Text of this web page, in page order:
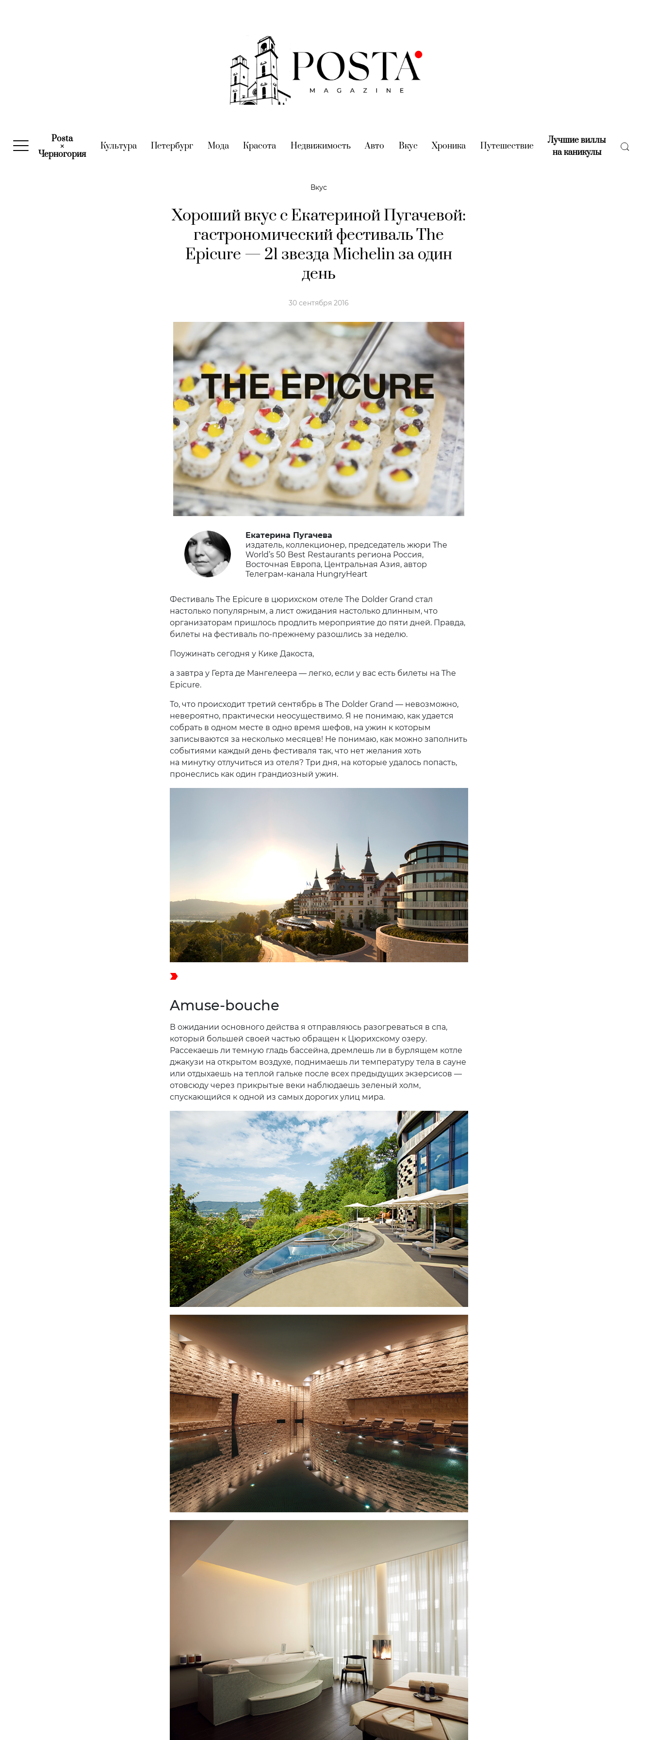
Posta
×
Черногория(current)
Культура(current)
Петербург (current)
Мода(current)
Красота (current)
Недвижимость(current)
Авто (current)
Вкус (current)
Хроника (current)
Путешествие(current)
Лучшие виллы
на каникулы(current)
Вкус
Хороший вкус с Екатериной Пугачевой:
гастрономический фестиваль The
Epicure — 21 звезда Michelin за один
день
30 сентября 2016
Екатерина Пугачева
издатель, коллекционер, председатель жюри The
World’s 50 Best Restaurants региона Россия,
Восточная Европа, Центральная Азия, автор
Телеграм-канала HungryHeart
Фестиваль The Epicure в цюрихском отеле The Dolder Grand стал
настолько популярным, а лист ожидания настолько длинным, что
организаторам пришлось продлить мероприятие до пяти дней. Правда,
билеты на фестиваль по-прежнему разошлись за неделю.
Поужинать сегодня у Кике Дакоста,
а завтра у Герта де Мангелеера — легко, если у вас есть билеты на The
Epicure.
То, что происходит третий сентябрь в The Dolder Grand — невозможно,
невероятно, практически неосуществимо. Я не понимаю, как удается
собрать в одном месте в одно время шефов, на ужин к которым
записываются за несколько месяцев! Не понимаю, как можно заполнить
событиями каждый день фестиваля так, что нет желания хоть
на минутку отлучиться из отеля? Три дня, на которые удалось попасть,
пронеслись как один грандиозный ужин.
Amuse-bouche
В ожидании основного действа я отправляюсь разогреваться в спа,
который большей своей частью обращен к Цюрихскому озеру.
Рассекаешь ли темную гладь бассейна, дремлешь ли в бурлящем котле
джакузи на открытом воздухе, поднимаешь ли температуру тела в сауне
или отдыхаешь на теплой гальке после всех предыдущих экзерсисов —
отовсюду через прикрытые веки наблюдаешь зеленый холм,
спускающийся к одной из самых дорогих улиц мира.